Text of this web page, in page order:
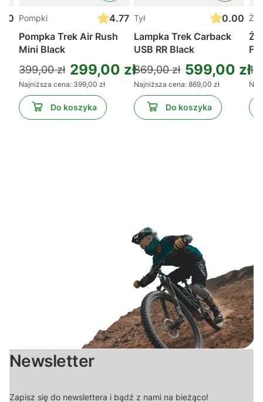
Pompki
4.77
Pompka Trek Air Rush
Mini Black
399,00 zł 299,00 zł
Najniższa cena: 399,00 zł
Do koszyka
Tył
0.00
Lampka Trek Carback
USB RR Black
869,00 zł 599,00 zł
Najniższa cena: 869,00 zł
Do koszyka
Newsletter
Zapisz się do newslettera i bądź z nami na bieżąco!